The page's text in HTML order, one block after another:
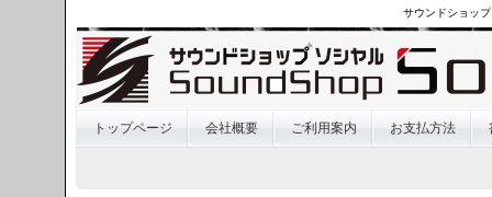
サウンドショッ
トップページ 会社概要 ご利用案内 お支払方法